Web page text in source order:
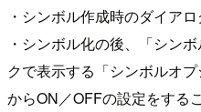
・シンボル作成時のダイア
・シンボル化の後、「シン
クで表示する「シンボルオ
からON／OFFの設定をする